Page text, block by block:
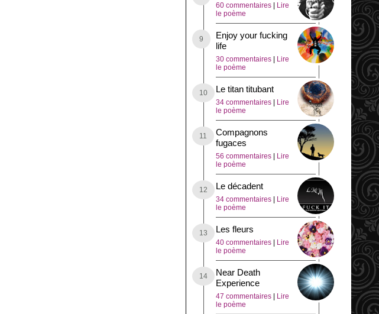
60 commentaires
Lire
le poème
Enjoy your fucking
life
30 commentaires
Lire
le poème
Le titan titubant
34 commentaires
Lire
le poème
Compagnons
fugaces
56 commentaires
Lire
le poème
Le décadent
34 commentaires
Lire
le poème
Les fleurs
40 commentaires
Lire
le poème
Near Death
Experience
47 commentaires
Lire
le poème